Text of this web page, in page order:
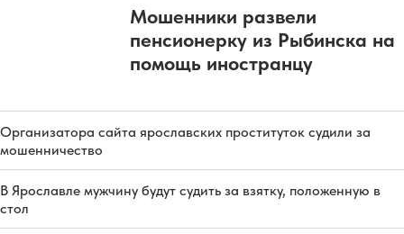
Мошенники развели
пенсионерку из Рыбинска на
помощь иностранцу
Организатора сайта ярославских проституток судили за
мошенничество
В Ярославле мужчину будут судить за взятку, положенную в
стол